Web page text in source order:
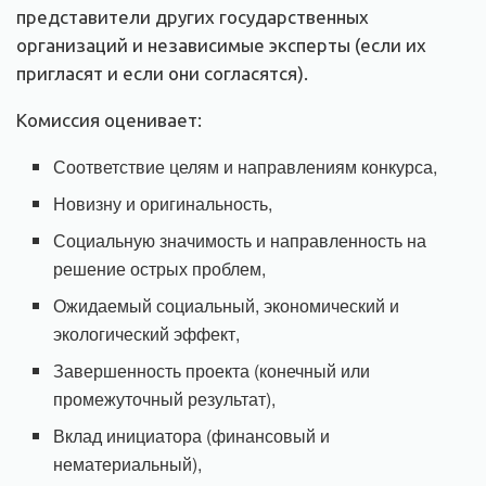
представители других государственных
организаций и независимые эксперты (если их
пригласят и если они согласятся).
Комиссия оценивает:
Соответствие целям и направлениям конкурса,
Новизну и оригинальность,
Социальную значимость и направленность на
решение острых проблем,
Ожидаемый социальный, экономический и
экологический эффект,
Завершенность проекта (конечный или
промежуточный результат),
Вклад инициатора (финансовый и
нематериальный),